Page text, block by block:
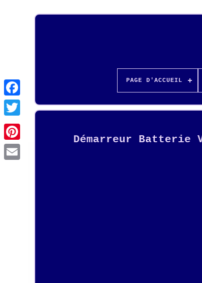
Pinterest
PAGE D'ACCUEIL
Démarreur Batterie